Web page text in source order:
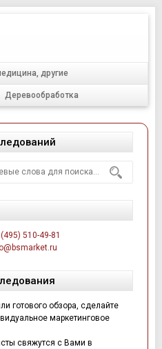
другие
Деревообработка
510-49-81
готового обзора, сделайте
маркетинговое
свяжутся с Вами в